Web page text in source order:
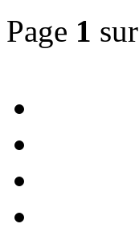
Page 1 sur